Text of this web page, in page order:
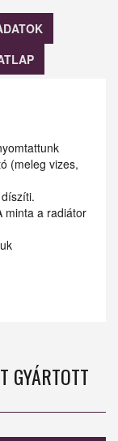
(meleg vizes,
minta a radiátor
GYÁRTOTT